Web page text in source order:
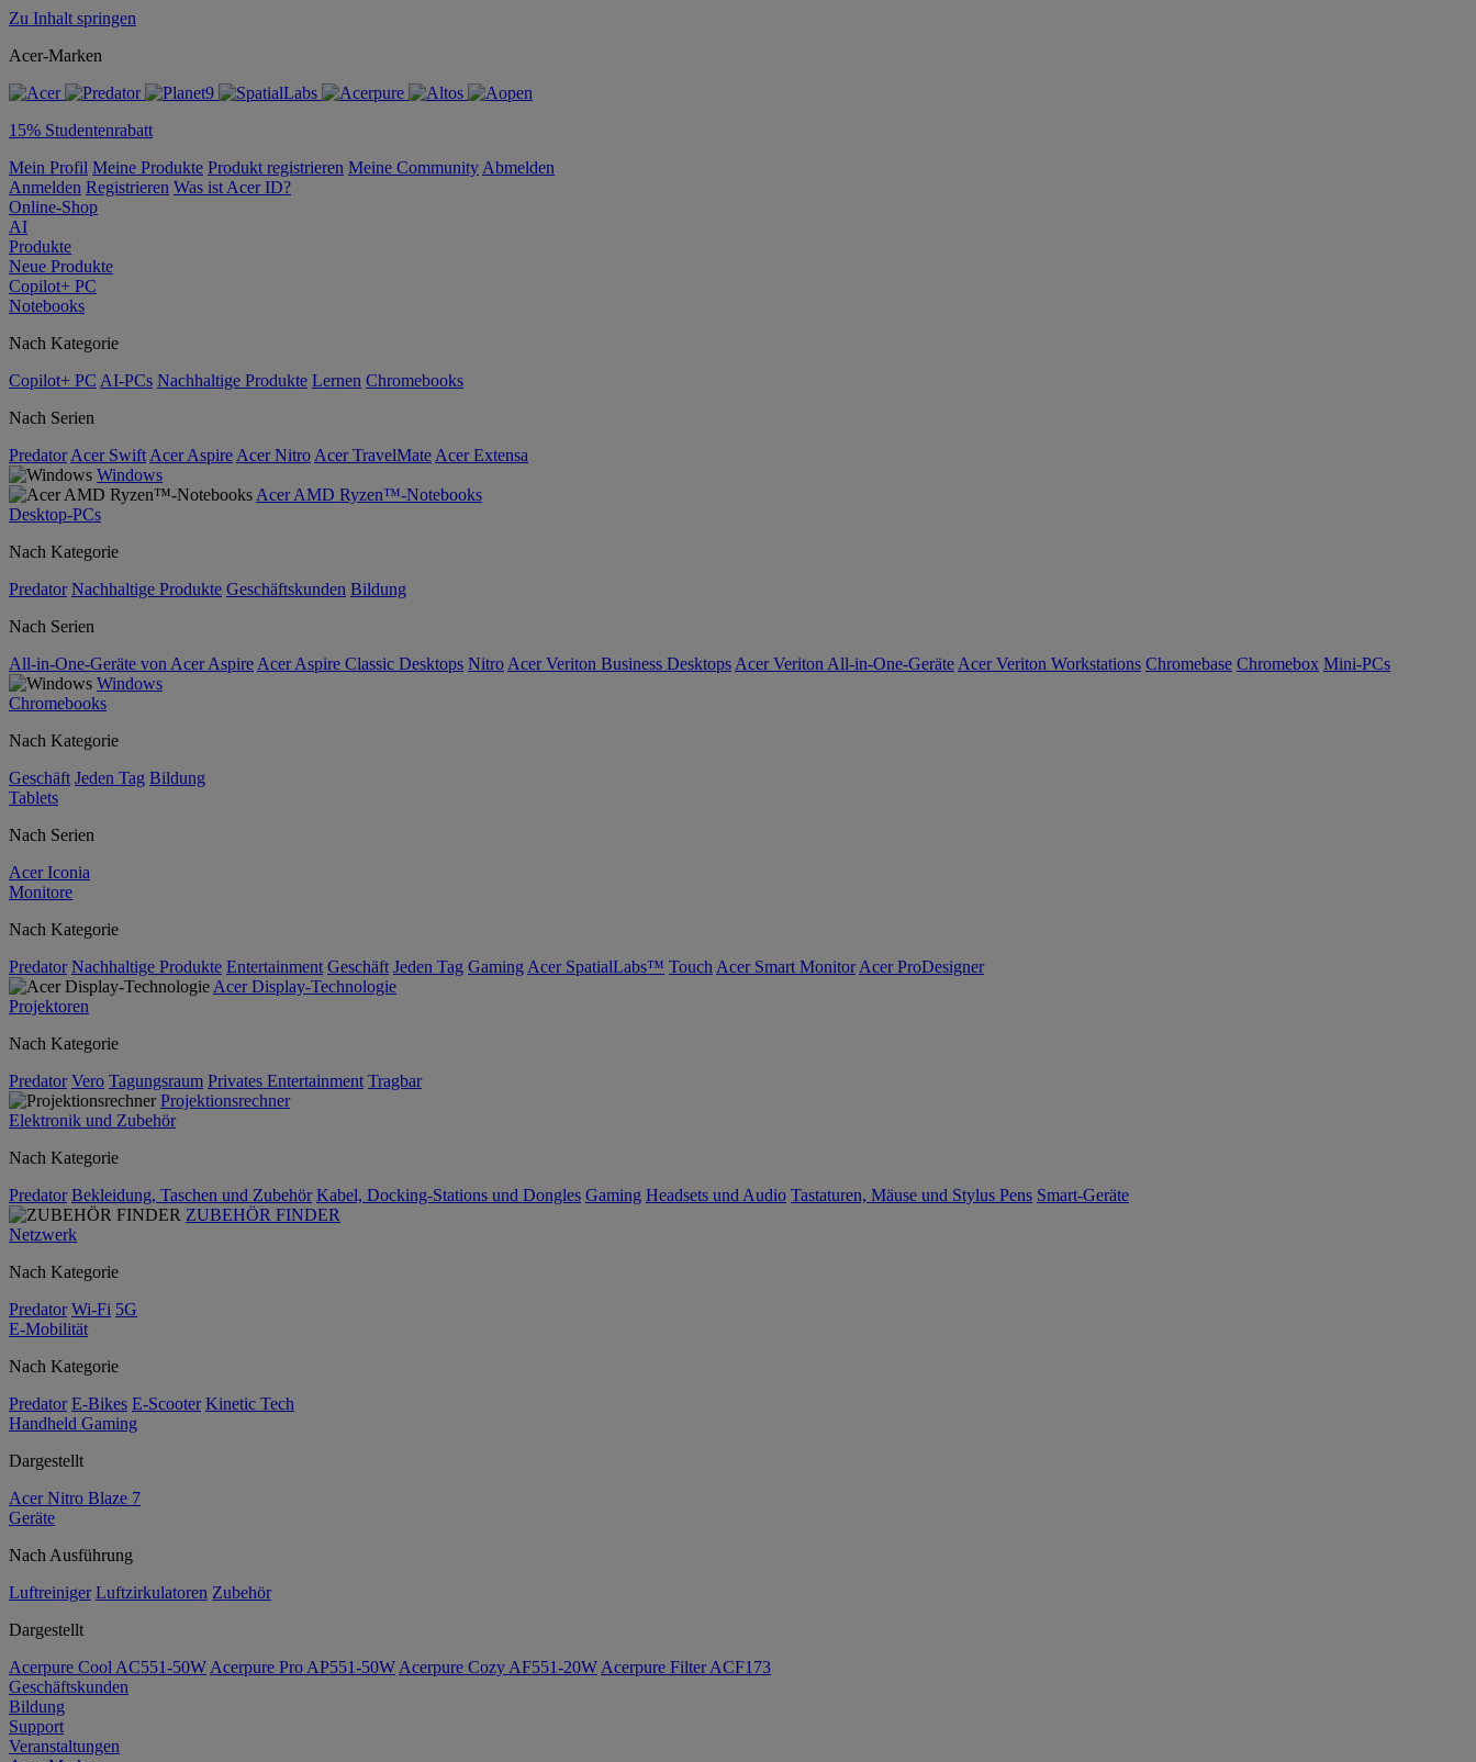
Zu Inhalt springen
Acer-Marken
15% Studentenrabatt
Mein Profil Meine Produkte Produkt registrieren Meine Community Abmelden
Anmelden Registrieren Was ist Acer ID?
Online-Shop
AI
Produkte
Neue Produkte
Copilot+ PC
Notebooks
Nach Kategorie
Copilot+ PC AI-PCs Nachhaltige Produkte Lernen Chromebooks
Nach Serien
Predator Acer Swift Acer Aspire Acer Nitro Acer TravelMate Acer Extensa
Windows
Acer AMD Ryzen™-Notebooks
Desktop-PCs
Nach Kategorie
Predator Nachhaltige Produkte Geschäftskunden Bildung
Nach Serien
All-in-One-Geräte von Acer Aspire Acer Aspire Classic Desktops Nitro Acer Veriton Business Desktops Acer Veriton All-in-One-Geräte Acer Veriton Workstations Chromebase Chromebox Mini-PCs
Windows
Chromebooks
Nach Kategorie
Geschäft Jeden Tag Bildung
Tablets
Nach Serien
Acer Iconia
Monitore
Nach Kategorie
Predator Nachhaltige Produkte Entertainment Geschäft Jeden Tag Gaming Acer SpatialLabs™ Touch Acer Smart Monitor Acer ProDesigner
Acer Display-Technologie
Projektoren
Nach Kategorie
Predator Vero Tagungsraum Privates Entertainment Tragbar
Projektionsrechner
Elektronik und Zubehör
Nach Kategorie
Predator Bekleidung, Taschen und Zubehör Kabel, Docking-Stations und Dongles Gaming Headsets und Audio Tastaturen, Mäuse und Stylus Pens Smart-Geräte
ZUBEHÖR FINDER
Netzwerk
Nach Kategorie
Predator Wi-Fi 5G
E-Mobilität
Nach Kategorie
Predator E-Bikes E-Scooter Kinetic Tech
Handheld Gaming
Dargestellt
Acer Nitro Blaze 7
Geräte
Nach Ausführung
Luftreiniger Luftzirkulatoren Zubehör
Dargestellt
Acerpure Cool AC551-50W Acerpure Pro AP551-50W Acerpure Cozy AF551-20W Acerpure Filter ACF173
Geschäftskunden
Bildung
Support
Veranstaltungen